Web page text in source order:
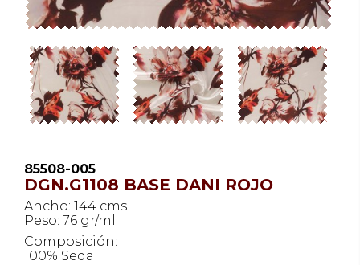
85508-005
DGN.G1108 BASE DANI ROJO
Ancho: 144 cms
Peso: 76 gr/ml
Composición:
100% Seda